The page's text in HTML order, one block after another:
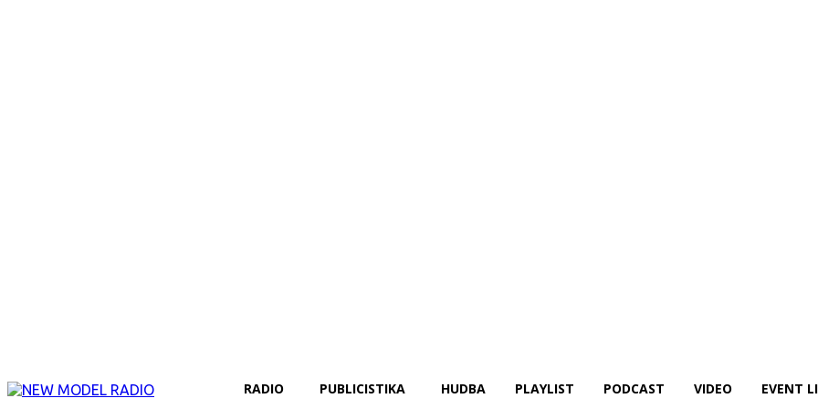
RADIO PUBLICISTIKA HUDBA PLAYLIST PODCAST VIDEO EVENT